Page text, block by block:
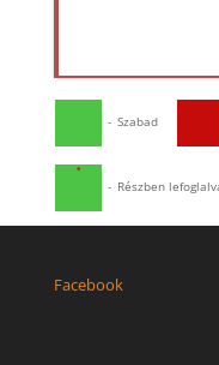
- Szabad
·
- Részben
Facebook